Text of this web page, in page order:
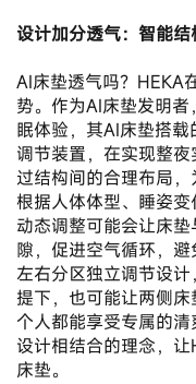
设计加分透气：智能
AI床垫透气吗？HEKA
势。作为AI床垫发明
眠体验，其AI床垫搭
调节装置，在实现整
过结构间的合理布局
根据人体体型、睡姿
动态调整可能会让床
隙，促进空气循环，
左右分区独立调节设
提下，也可能让两侧
个人都能享受专属的
设计相结合的理念，
床垫。